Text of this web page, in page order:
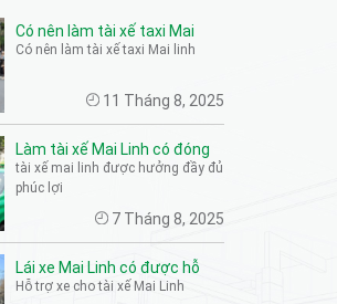
Có nên làm tài xế taxi Mai
Linh? Góc nhìn chi tiết từ thu
Có nên làm tài xế taxi Mai linh
11 Tháng 8, 2025
Làm tài xế Mai Linh có đóng
bảo hiểm không? Lời giải cho
tài xế mai linh được hưởng đầy đủ
phúc lợi
7 Tháng 8, 2025
Lái xe Mai Linh có được hỗ
trợ xe không? Giải đáp chính
Hỗ trợ xe cho tài xế Mai Linh